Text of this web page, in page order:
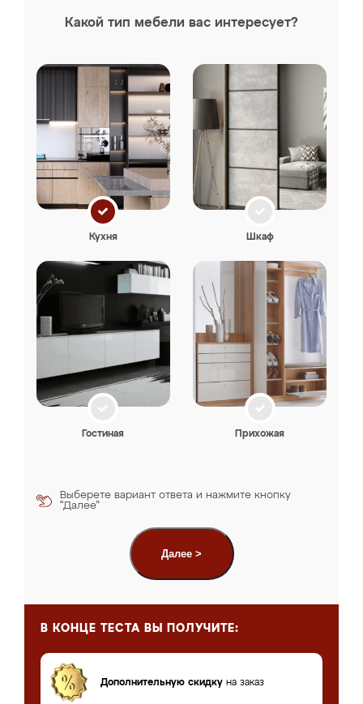
Какой тип мебели вас интересует?
Кухня Шкаф
Гостиная Прихожая
Выберете вариант ответа и нажмите кнопку
“Далее”
Далее >
В КОНЦЕ ТЕСТА ВЫ ПОЛУЧИТЕ:
Дополнительную скидку на заказ